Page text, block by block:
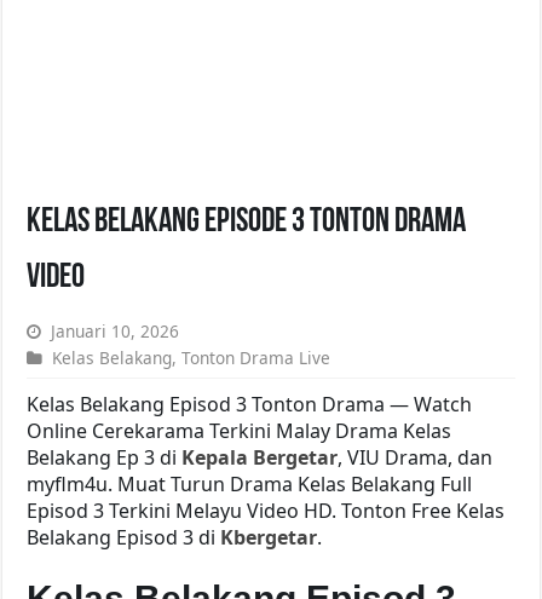
Kelas Belakang Episode 3 Tonton Drama
Video
Januari 10, 2026
Kelas Belakang,Tonton Drama Live
Kelas Belakang Episod 3 Tonton Drama — Watch
Online Cerekarama Terkini Malay Drama Kelas
Belakang Ep 3 di Kepala Bergetar, VIU Drama, dan
myflm4u. Muat Turun Drama Kelas Belakang Full
Episod 3 Terkini Melayu Video HD. Tonton Free Kelas
Belakang Episod 3 di Kbergetar.